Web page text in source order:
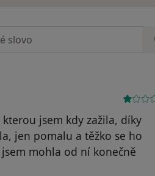
jsem kdy zažila, díky
jen pomalu a těžko se ho
mohla od ní konečně